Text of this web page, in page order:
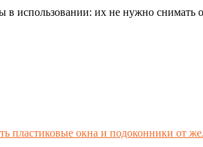
в использовании: их не нужно снимать
пластиковые окна и подоконники от